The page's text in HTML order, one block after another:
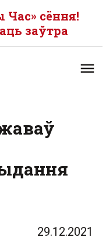
сёння!
заўтра
29.12.2021